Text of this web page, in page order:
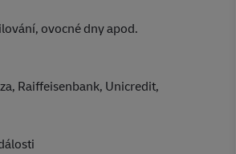
ovocné dny apod.
Raiffeisenbank, Unicredit,